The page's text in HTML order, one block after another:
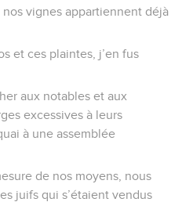
vignes appartiennent déjà
et ces plaintes, j’en fus
aux notables et aux
excessives à leurs
à une assemblée
de nos moyens, nous
juifs qui s’étaient vendus